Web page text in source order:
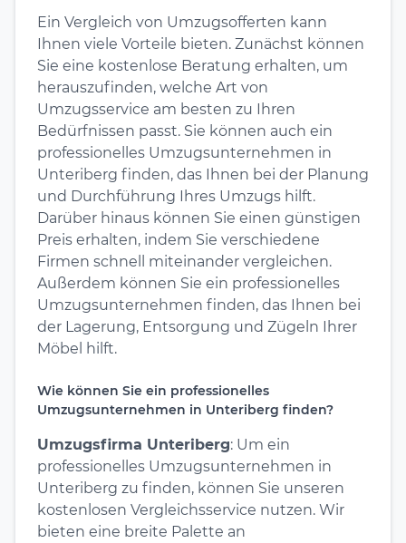
Ein Vergleich von Umzugsofferten kann
Ihnen viele Vorteile bieten. Zunächst können
Sie eine kostenlose Beratung erhalten, um
herauszufinden, welche Art von
Umzugsservice am besten zu Ihren
Bedürfnissen passt. Sie können auch ein
professionelles Umzugsunternehmen in
Unteriberg finden, das Ihnen bei der Planung
und Durchführung Ihres Umzugs hilft.
Darüber hinaus können Sie einen günstigen
Preis erhalten, indem Sie verschiedene
Firmen schnell miteinander vergleichen.
Außerdem können Sie ein professionelles
Umzugsunternehmen finden, das Ihnen bei
der Lagerung, Entsorgung und Zügeln Ihrer
Möbel hilft.
Wie können Sie ein professionelles
Umzugsunternehmen in Unteriberg finden?
Umzugsfirma Unteriberg: Um ein
professionelles Umzugsunternehmen in
Unteriberg zu finden, können Sie unseren
kostenlosen Vergleichsservice nutzen. Wir
bieten eine breite Palette an